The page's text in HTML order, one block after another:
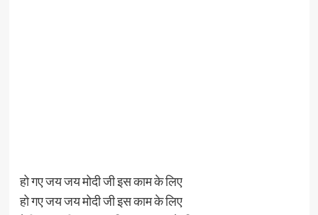
हो गए जय जय मोदी जी इस काम के लिए
हो गए जय जय मोदी जी इस काम के लिए